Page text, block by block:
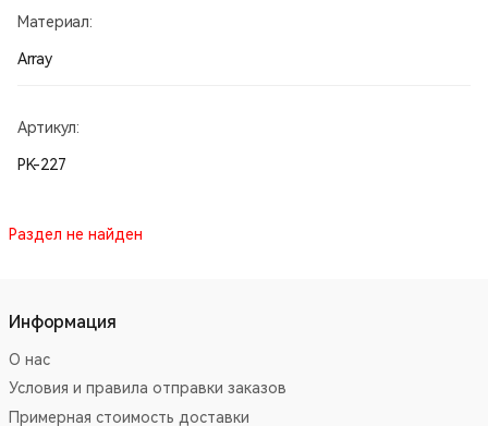
Материал:
Array
Артикул:
PK-227
Раздел не найден
Информация
О нас
Условия и правила отправки заказов
Примерная стоимость доставки